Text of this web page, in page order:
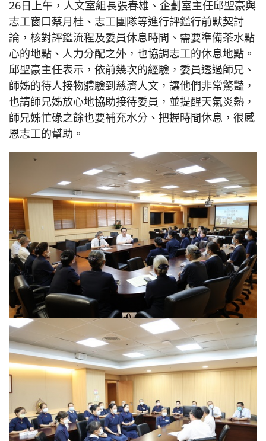
26日上午，人文室組長張春雄、企劃室主任邱聖豪與
志工窗口蔡月桂、志工團隊等進行評鑑行前默契討
論，核對評鑑流程及委員休息時間、需要準備茶水點
心的地點、人力分配之外，也協調志工的休息地點。
邱聖豪主任表示，依前幾次的經驗，委員透過師兄、
師姊的待人接物體驗到慈濟人文，讓他們非常驚豔，
也請師兄姊放心地協助接待委員，並提醒天氣炎熱，
師兄姊忙碌之餘也要補充水分、把握時間休息，很感
恩志工的幫助。